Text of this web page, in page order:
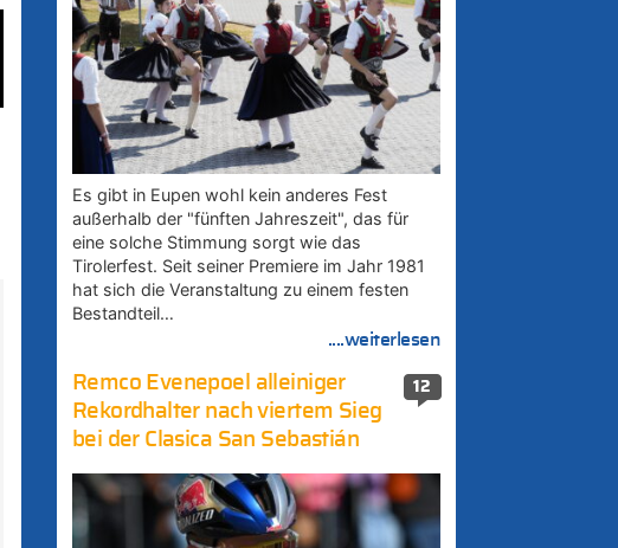
Es gibt in Eupen wohl kein anderes Fest
außerhalb der "fünften Jahreszeit", das für
eine solche Stimmung sorgt wie das
Tirolerfest. Seit seiner Premiere im Jahr 1981
hat sich die Veranstaltung zu einem festen
Bestandteil…
....weiterlesen
12
Remco Evenepoel alleiniger
Rekordhalter nach viertem Sieg
bei der Clasica San Sebastián